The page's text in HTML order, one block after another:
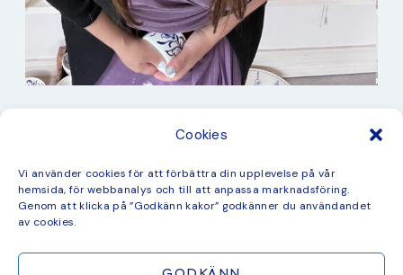
Cookies
Vi använder cookies för att förbättra din upplevelse på vår
hemsida, för webbanalys och till att anpassa marknadsföring.
Genom att klicka på ”Godkänn kakor” godkänner du användandet
av cookies.
Kurser
Måleri
mina favorit recept
Mönster